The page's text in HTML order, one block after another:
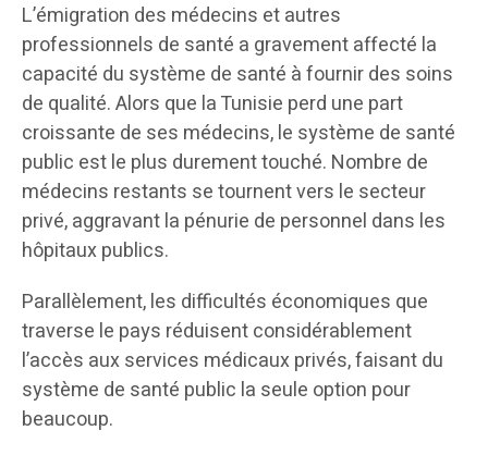
L’émigration des médecins et autres
professionnels de santé a gravement affecté la
capacité du système de santé à fournir des soins
de qualité. Alors que la Tunisie perd une part
croissante de ses médecins, le système de santé
public est le plus durement touché. Nombre de
médecins restants se tournent vers le secteur
privé, aggravant la pénurie de personnel dans les
hôpitaux publics.
Parallèlement, les difficultés économiques que
traverse le pays réduisent considérablement
l’accès aux services médicaux privés, faisant du
système de santé public la seule option pour
beaucoup.